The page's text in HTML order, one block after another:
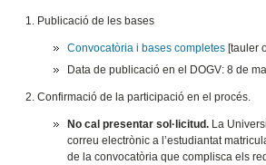
Publicació de les bases
Convocatòria i bases completes [tauler
Data de publicació en el DOGV: 8 de
Confirmació de la participació en el procés.
No cal presentar sol·licitud. La
correu electrònic a l’estudiantat
de la convocatòria que complisca els